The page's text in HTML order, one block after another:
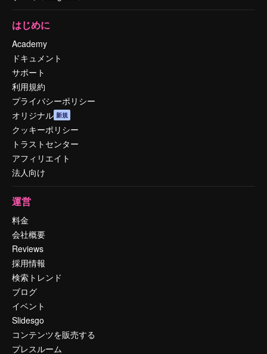
はじめに
Academy
ドキュメント
サポート
利用規約
プライバシーポリシー
オリジナル 新規
クッキーポリシー
トラストセンター
アフィリエイト
法人向け
運営
料金
会社概要
Reviews
採用情報
検索トレンド
ブログ
イベント
Slidesgo
コンテンツを販売する
プレスルーム